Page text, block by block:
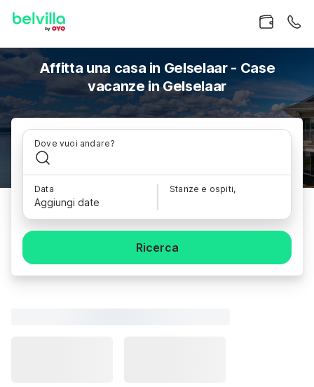
Affitta una casa in Gelselaar - Case
vacanze in Gelselaar
Dove vuoi andare?
Data
Aggiungi date
Stanze e ospiti,
Ricerca